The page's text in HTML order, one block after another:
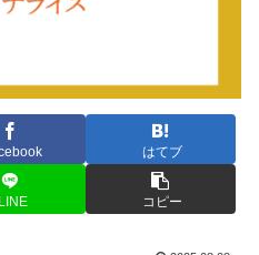
はてブ
LINE コピー